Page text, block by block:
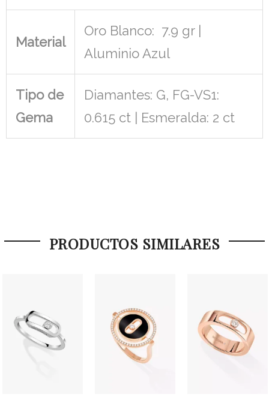
Material
Oro Blanco: 7.9 gr |
Aluminio Azul
Tipo de
Gema
Diamantes: G, FG-VS1:
0.615 ct | Esmeralda: 2 ct
PRODUCTOS SIMILARES